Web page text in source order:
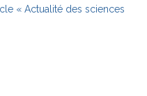
« Actualité des sciences